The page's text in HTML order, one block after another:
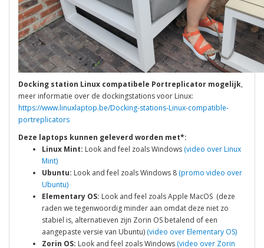
Docking station Linux compatibele Portreplicator mogelijk,
meer informatie over de dockingstations voor Linux:
https://www.linuxlaptop.be/Docking-stations-Linux-compatible-
portreplicators
Deze laptops kunnen geleverd worden met*:
Linux Mint: Look and feel zoals Windows (video over Linux
Mint)
Ubuntu: Look and feel zoals Windows 8 (promo video over
Ubuntu)
Elementary OS: Look and feel zoals Apple MacOS (deze
raden we tegenwoordig minder aan omdat deze niet zo
stabiel is, alternatieven zijn Zorin OS betalend of een
aangepaste versie van Ubuntu) (video over Elementary OS)
Zorin OS: Look and feel zoals Windows (video over Zorin